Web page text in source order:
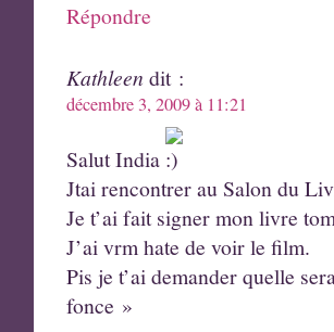
Répondre
Kathleen dit :
décembre 3, 2009 à 11:21
Salut India
Jtai rencontrer au Salon du
Je t’ai fait signer mon livre
J’ai vrm hate de voir le film.
Pis je t’ai demander quelle
fonce »